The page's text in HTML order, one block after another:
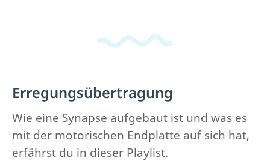
Erregungsübertragung
Wie eine Synapse aufgebaut ist und was es
mit der motorischen Endplatte auf sich hat,
erfährst du in dieser Playlist.